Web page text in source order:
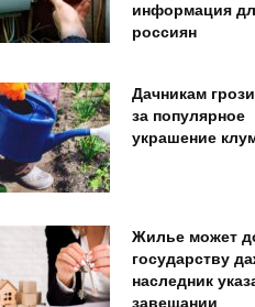
информация
россиян
Дачникам
за популярное
украшение
Жилье может
государству
наследник
завещании